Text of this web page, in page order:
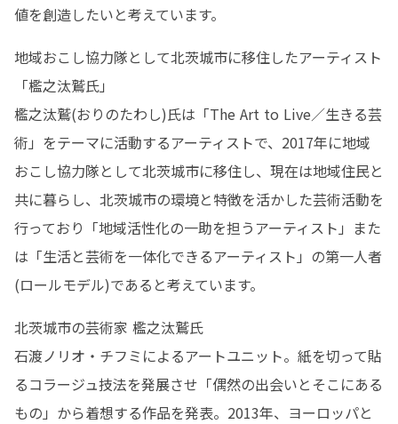
値を創造したいと考えています。
地域おこし協力隊として北茨城市に移住したアーティスト
「檻之汰鷲氏」
檻之汰鷲(おりのたわし)氏は「The Art to Live／生きる芸
術」をテーマに活動するアーティストで、2017年に地域
おこし協力隊として北茨城市に移住し、現在は地域住民と
共に暮らし、北茨城市の環境と特徴を活かした芸術活動を
行っており「地域活性化の一助を担うアーティスト」また
は「生活と芸術を一体化できるアーティスト」の第一人者
(ロールモデル)であると考えています。
北茨城市の芸術家 檻之汰鷲氏
石渡ノリオ・チフミによるアートユニット。紙を切って貼
るコラージュ技法を発展させ「偶然の出会いとそこにある
もの」から着想する作品を発表。2013年、ヨーロッパと